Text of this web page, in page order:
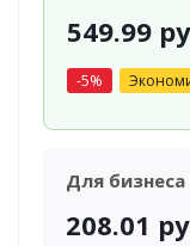
549.99
-5%
Для бизнеса
208.01